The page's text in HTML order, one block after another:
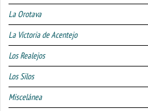
La Orotava
La Victoria de Acentejo
Los Realejos
Los Silos
Miscelánea